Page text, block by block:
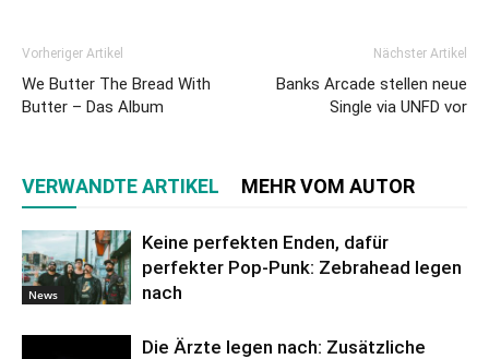
Vorheriger Artikel
We Butter The Bread With
Butter – Das Album
Nächster Artikel
Banks Arcade stellen neue
Single via UNFD vor
VERWANDTE ARTIKEL MEHR VOM AUTOR
News
Keine perfekten Enden, dafür
perfekter Pop-Punk: Zebrahead legen
nach
Die Ärzte legen nach: Zusätzliche